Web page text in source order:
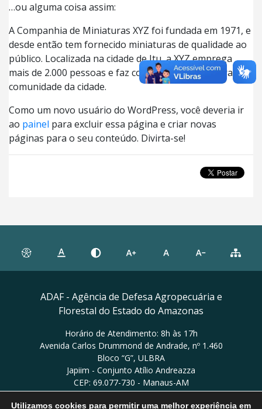
…ou alguma coisa assim:
A Companhia de Miniaturas XYZ foi fundada em 1971, e
desde então tem fornecido miniaturas de qualidade ao
público. Localizada na cidade de Itu, a XYZ emprega
mais de 2.000 pessoas e faz coisas grandiosas para a
comunidade da cidade.
Como um novo usuário do WordPress, você deveria ir
ao painel para excluir essa página e criar novas
páginas para o seu conteúdo. Divirta-se!
ADAF - Agência de Defesa Agropecuária e
Florestal do Estado do Amazonas
Horário de Atendimento: 8h às 17h
Avenida Carlos Drummond de Andrade, nº 1.460
Bloco “G”, ULBRA
Japiim - Conjunto Atílio Andreazza
CEP: 69.077-730 - Manaus-AM
Utilizamos cookies para permitir uma melhor experiência em